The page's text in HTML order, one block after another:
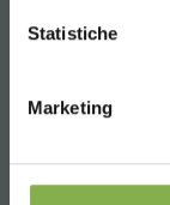
Statistiche
Marketing